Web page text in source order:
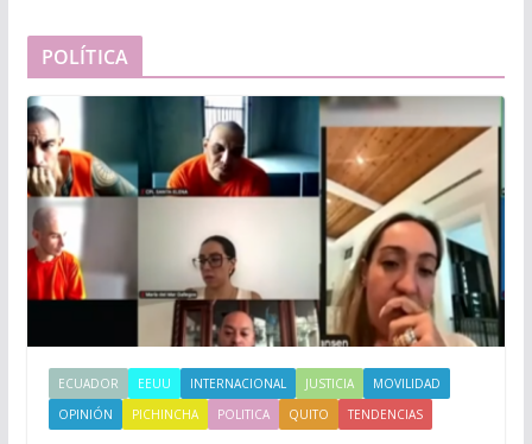
POLÍTICA
ECUADOR EEUU INTERNACIONAL JUSTICIA
MOVILIDAD
OPINIÓN
PICHINCHA POLITICA QUITO TENDENCIAS